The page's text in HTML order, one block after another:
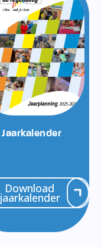
Jaarkalender
Download
jaarkalender